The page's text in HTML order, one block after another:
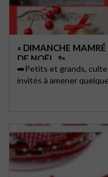
« DIMANCHE
DE NOËL. ✨
➡️Petits et grands, culte
invités à amener